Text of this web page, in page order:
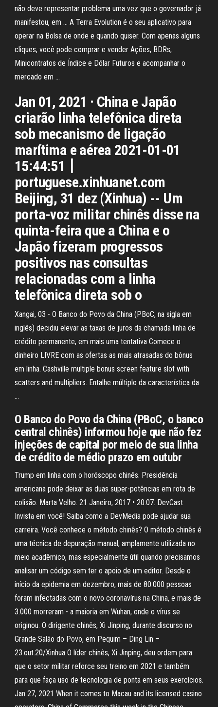
não deve representar problema uma vez que o governador já
manifestou, em … ‎A Terra Evolution é o seu aplicativo para
operar na Bolsa de onde e quando quiser. Com apenas alguns
cliques, você pode comprar e vender Ações, BDRs,
Minicontratos de Índice e Dólar Futuros e acompanhar o
mercado em …
Jan 01, 2021 · China e Japão
criarão linha telefônica direta
sob mecanismo de ligação
marítima e aérea 2021-01-01
15:44:51丨
portuguese.xinhuanet.com
Beijing, 31 dez (Xinhua) -- Um
porta-voz militar chinês disse na
quinta-feira que a China e o
Japão fizeram progressos
positivos nas consultas
relacionadas com a linha
telefônica direta sob o
Xangai, 03 - O Banco do Povo da China (PBoC, na sigla em
inglês) decidiu elevar as taxas de juros da chamada linha de
crédito permanente, em mais uma tentativa Comece o
dinheiro LIVRE com as ofertas as mais atrasadas do bônus
em linha. Cashville multiple bonus screen feature slot with
scatters and multipliers. Entalhe múltiplo da característica da
…
O Banco do Povo da China (PBoC, o banco
central chinês) informou hoje que não fez
injeções de capital por meio de sua linha
de crédito de médio prazo em outubr
Trump em linha com o horóscopo chinês. Presidência
americana pode deixar as duas super-potências em rota de
colisão. Marta Velho. 21 Janeiro, 2017 • 20:07. DevCast
Invista em você! Saiba como a DevMedia pode ajudar sua
carreira. Você conhece o método chinês? O método chinês é
uma técnica de depuração manual, amplamente utilizada no
meio acadêmico, mas especialmente útil quando precisamos
analisar um código sem ter o apoio de um editor. Desde o
início da epidemia em dezembro, mais de 80.000 pessoas
foram infectadas com o novo coronavírus na China, e mais de
3.000 morreram - a maioria em Wuhan, onde o vírus se
originou. O dirigente chinês, Xi Jinping, durante discurso no
Grande Salão do Povo, em Pequim – Ding Lin –
23.out.20/Xinhua O líder chinês, Xi Jinping, deu ordem para
que o setor militar reforce seu treino em 2021 e também
para que faça uso de tecnologia de ponta em seus exercícios.
Jan 27, 2021 When it comes to Macau and its licensed casino